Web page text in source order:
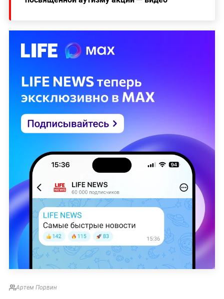
Артем Порвин